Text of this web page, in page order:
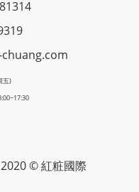
五)
© 紅粧國際